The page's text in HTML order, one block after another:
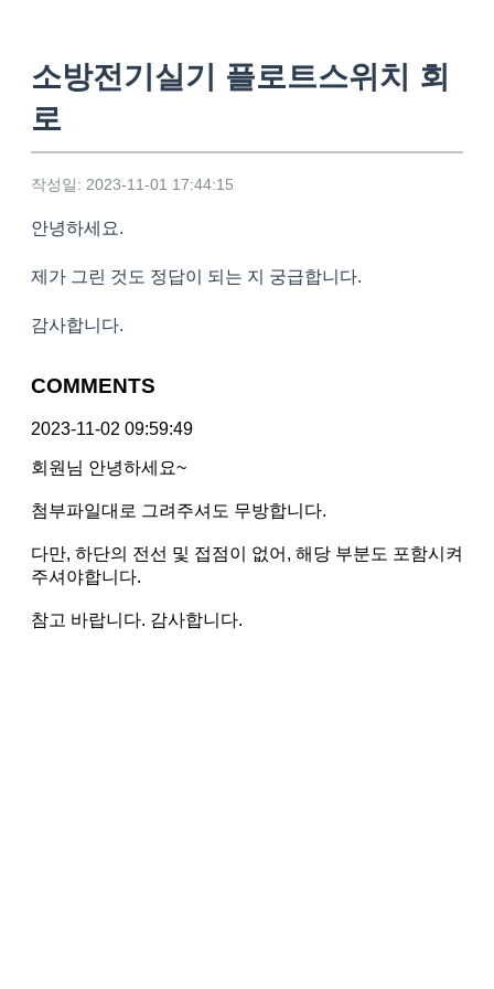
소방전기실기 플로트스위치 회
로
작성일: 2023-11-01 17:44:15
안녕하세요.
제가 그린 것도 정답이 되는 지 궁급합니다.
감사합니다.
COMMENTS
2023-11-02 09:59:49
회원님 안녕하세요~
첨부파일대로 그려주셔도 무방합니다.
다만, 하단의 전선 및 접점이 없어, 해당 부분도 포함시켜
주셔야합니다.
참고 바랍니다. 감사합니다.